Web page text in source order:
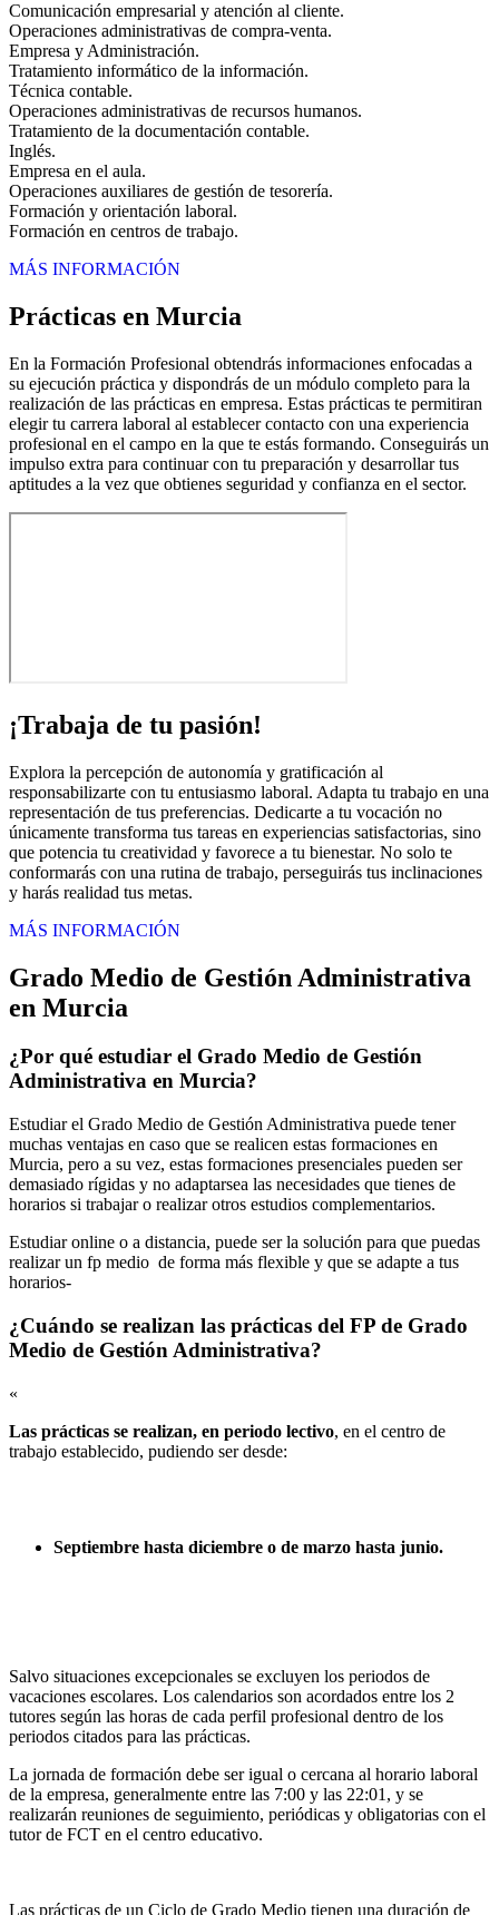
Comunicación empresarial y atención al cliente.
Operaciones administrativas de compra-venta.
Empresa y Administración.
Tratamiento informático de la información.
Técnica contable.
Operaciones administrativas de recursos humanos.
Tratamiento de la documentación contable.
Inglés.
Empresa en el aula.
Operaciones auxiliares de gestión de tesorería.
Formación y orientación laboral.
Formación en centros de trabajo.
MÁS INFORMACIÓN
Prácticas en Murcia
En la Formación Profesional obtendrás informaciones enfocadas a
su ejecución práctica y dispondrás de un módulo completo para la
realización de las prácticas en empresa. Estas prácticas te permitiran
elegir tu carrera laboral al establecer contacto con una experiencia
profesional en el campo en la que te estás formando. Conseguirás un
impulso extra para continuar con tu preparación y desarrollar tus
aptitudes a la vez que obtienes seguridad y confianza en el sector.
¡Trabaja de tu pasión!
Explora la percepción de autonomía y gratificación al
responsabilizarte con tu entusiasmo laboral. Adapta tu trabajo en una
representación de tus preferencias. Dedicarte a tu vocación no
únicamente transforma tus tareas en experiencias satisfactorias, sino
que potencia tu creatividad y favorece a tu bienestar. No solo te
conformarás con una rutina de trabajo, perseguirás tus inclinaciones
y harás realidad tus metas.
MÁS INFORMACIÓN
Grado Medio de Gestión Administrativa
en Murcia
¿Por qué estudiar el Grado Medio de Gestión
Administrativa en Murcia?
Estudiar el Grado Medio de Gestión Administrativa puede tener
muchas ventajas en caso que se realicen estas formaciones en
Murcia, pero a su vez, estas formaciones presenciales pueden ser
demasiado rígidas y no adaptarsea las necesidades que tienes de
horarios si trabajar o realizar otros estudios complementarios.
Estudiar online o a distancia, puede ser la solución para que puedas
realizar un fp medio de forma más flexible y que se adapte a tus
horarios-
¿Cuándo se realizan las prácticas del FP de Grado
Medio de Gestión Administrativa?
«
Las prácticas se realizan, en periodo lectivo, en el centro de
trabajo establecido, pudiendo ser desde:
Septiembre hasta diciembre o de marzo hasta junio.
Salvo situaciones excepcionales se excluyen los periodos de
vacaciones escolares. Los calendarios son acordados entre los 2
tutores según las horas de cada perfil profesional dentro de los
periodos citados para las prácticas.
La jornada de formación debe ser igual o cercana al horario laboral
de la empresa, generalmente entre las 7:00 y las 22:01, y se
realizarán reuniones de seguimiento, periódicas y obligatorias con el
tutor de FCT en el centro educativo.
Las prácticas de un Ciclo de Grado Medio tienen una duración de